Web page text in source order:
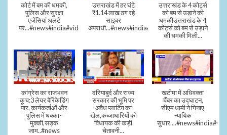
कोर्ट में बम की धमकी,
पुलिस और सुरक्षा
एजेंसियां अलर्ट
पर...#news#india#video#viral
उत्तराखंड में हर घंटे
₹1.14 लाख ठग रहे
साइबर
अपराधी...#news#india#video#viral
उत्तराखंड के 4 कोर्ट्स
को बम से उड़ाने की
धमकीउत्तराखंड के 4
कोर्ट्स को बम से उड़ाने
की धमकी मिली...
कांग्रेस का राजभवन
कूच:3 लेयर बैरिकेडिंग
पार, कार्यकर्ताओं और
पुलिस में धक्का-
मुक्की,सड़क
जाम..#news
दरियाबुर्द और राज्य
सरकार की भूमि पर
अवैध प्लाटिंग का
खेल,कब्जाधारियों को
विधायक की कड़ी
चेतावनी...
खटीमा में अधिवक्ता
चैंबर का उद्घाटन,
सीएम धामी ने गिनाए
न्यायिक